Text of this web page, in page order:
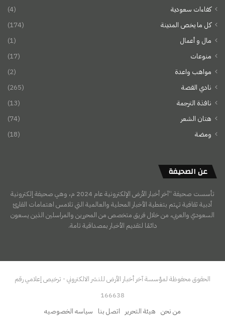
كفاءات سعودية
(4)
كل ما يخص المدينة
(174)
مال و أعمال
(1)
منوعات
(17)
مواهب واعدة
(2)
نادي القصة
(265)
نافذة الترجمة
(13)
هتان الشعر
(74)
ومضة
(18)
عن الصحيفة
تأسست صحيفة “آخر أخبار الأرض الإلكترونية عام 2024 م، وهي صحيفة إلكترونية
أدبية ثقافية تهتم بتغطية الأخبار المحلية والعالمية التي تلامس اهتمامات القارئ
السعودي والعربي، من خلال فريق متخصص من المحررين والمراسلين الذين يسعون
دائمًا لتقديم الأخبار بمصداقية تامة.
الحقوق محفوظة لمؤسسة آخر أخبار الأرض للنشر الالكتروني - ترخيص إعلامي رقم
166638
من نحن هيئة التحرير اتصل بنا سياسه الخصوصيه